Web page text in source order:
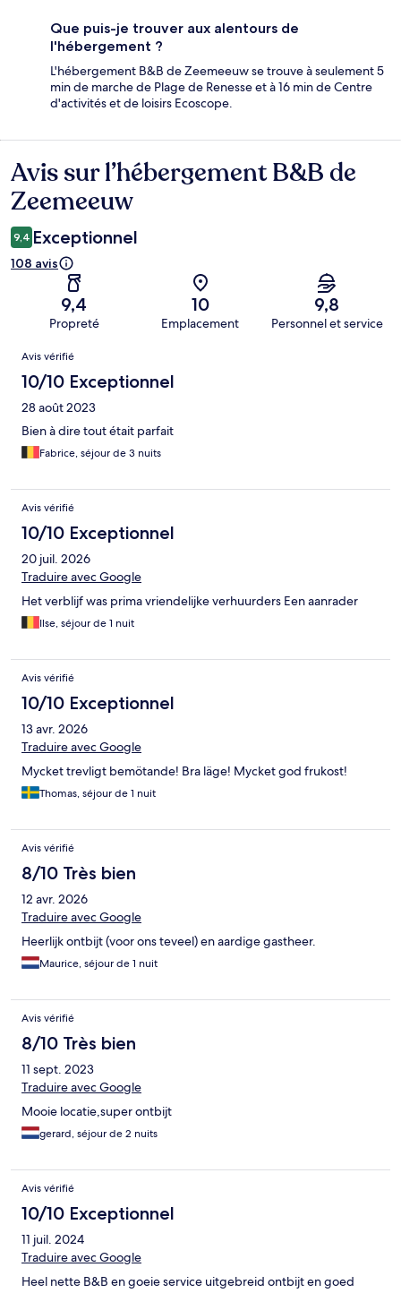
Que puis-je trouver aux alentours de
l'hébergement ?
L'hébergement B&B de Zeemeeuw se trouve à seulement 5
min de marche de Plage de Renesse et à 16 min de Centre
d'activités et de loisirs Ecoscope.
Avis
Avis sur l’hébergement B&B de
Zeemeeuw
9,4 Exceptionnel
108 avis
9,4
Propreté
10
Emplacement
9,8
Personnel et service
Avis
Avis vérifié
10/10 Exceptionnel
28 août 2023
Bien à dire tout était parfait
Fabrice, séjour de 3 nuits
Avis vérifié
10/10 Exceptionnel
20 juil. 2026
Traduire avec Google
Het verblijf was prima vriendelijke verhuurders Een aanrader
Ilse, séjour de 1 nuit
Avis vérifié
10/10 Exceptionnel
13 avr. 2026
Traduire avec Google
Mycket trevligt bemötande! Bra läge! Mycket god frukost!
Thomas, séjour de 1 nuit
Avis vérifié
8/10 Très bien
12 avr. 2026
Traduire avec Google
Heerlijk ontbijt (voor ons teveel) en aardige gastheer.
Maurice, séjour de 1 nuit
Avis vérifié
8/10 Très bien
11 sept. 2023
Traduire avec Google
Mooie locatie,super ontbijt
gerard, séjour de 2 nuits
Avis vérifié
10/10 Exceptionnel
11 juil. 2024
Traduire avec Google
Heel nette B&B en goeie service uitgebreid ontbijt en goed